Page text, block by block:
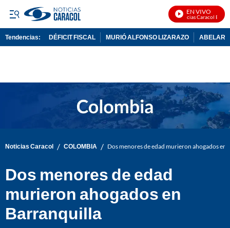
EN VIVO
Noticias Caracol En
Tendencias: DÉFICIT FISCAL MURIÓ ALFONSO LIZARAZO
Noticias Caracol / COLOMBIA / Dos menores de edad murieron ahogados en
Dos menores de edad
murieron ahogados en
Barranquilla